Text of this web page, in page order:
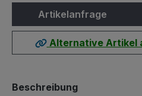
Artikelanfrage
Alternative Artikel
Beschreibung